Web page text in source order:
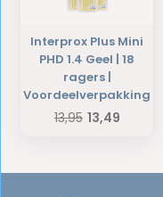
Interprox Plus Mini
PHD 1.4 Geel | 18
ragers |
Voordeelverpakking
13,95 13,49